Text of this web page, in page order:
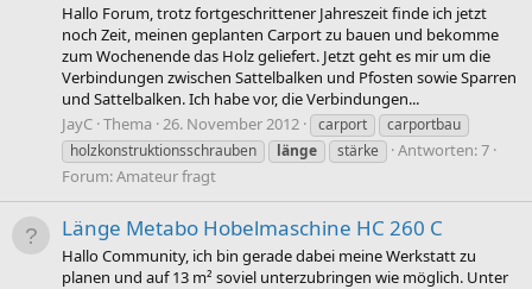
Hallo Forum, trotz fortgeschrittener Jahreszeit finde ich jetzt
noch Zeit, meinen geplanten Carport zu bauen und bekomme
zum Wochenende das Holz geliefert. Jetzt geht es mir um die
Verbindungen zwischen Sattelbalken und Pfosten sowie Sparren
und Sattelbalken. Ich habe vor, die Verbindungen...
JayC Thema 26. November 2012 carport
carportbau
holzkonstruktionsschrauben
länge stärke
Antworten: 7
Forum:Amateur fragt
Länge Metabo Hobelmaschine HC 260 C
Hallo Community, ich bin gerade dabei meine Werkstatt zu
planen und auf 13 m² soviel unterzubringen wie möglich. Unter